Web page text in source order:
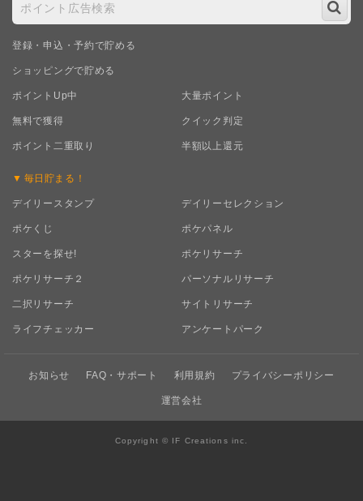
登録・申込・予約で貯める
ショッピングで貯める
ポイントUp中 大量ポイント
無料で獲得 クイック判定
ポイント二重取り 半額以上還元
毎日 貯まる！
デイリースタンプ デイリーセレクション
ポケくじ ポケパネル
スターを探せ! ポケリサーチ
ポケリサーチ２ パーソナルリサーチ
二択リサーチ サイトリサーチ
ライフチェッカー アンケートパーク
お知らせ FAQ・サポート 利用規約 プライバシーポリシー
運営会社
Copyright © IF Creations inc.